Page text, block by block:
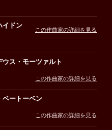
イドン
この作曲家の詳細を見る
ス・モーツァルト
この作曲家の詳細を見る
ベートーベン
この作曲家の詳細を見る